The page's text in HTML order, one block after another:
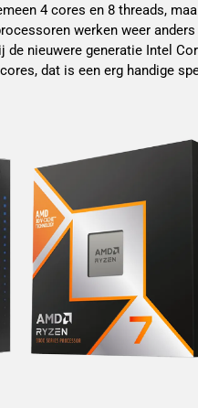
4 cores en 8 threads,
werken weer anders
de nieuwere generatie Intel
dat is een erg handige